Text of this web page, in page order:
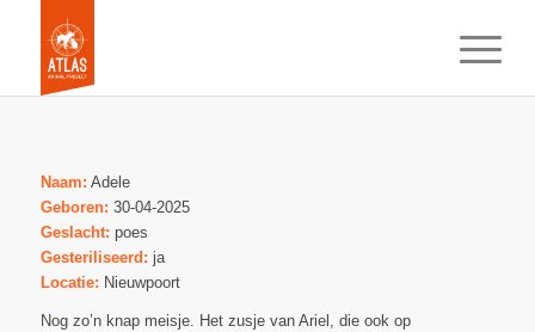
Naam: Adele
Geboren: 30-04-2025
Geslacht: poes
Gesteriliseerd: ja
Locatie: Nieuwpoort
Nog zo’n knap meisje. Het zusje van Ariel, die ook op